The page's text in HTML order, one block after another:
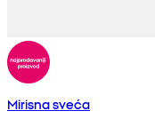
Mirisna sveća